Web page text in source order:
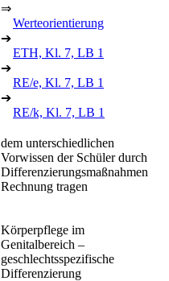
⇒
Werteorientierung
➔
ETH, Kl. 7, LB 1
➔
RE/e, Kl. 7, LB 1
➔
RE/k, Kl. 7, LB 1
dem unterschiedlichen
Vorwissen der Schüler durch
Differenzierungsmaßnahmen
Rechnung tragen
Körperpflege im
Genitalbereich –
geschlechtsspezifische
Differenzierung